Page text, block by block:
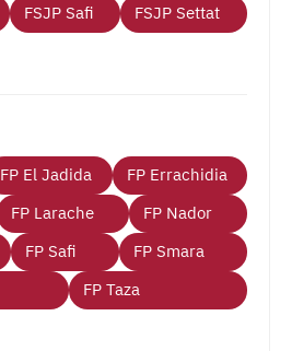
FSJP Safi FSJP Settat
FP El Jadida
FP Errachidia
FP Larache
FP Nador
FP Safi
FP Smara
FP Taza